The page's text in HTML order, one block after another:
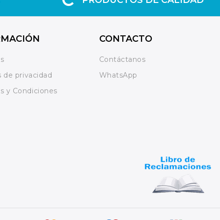
de privacidad
y Condiciones
CONTACTO
Contáctanos
WhatsApp